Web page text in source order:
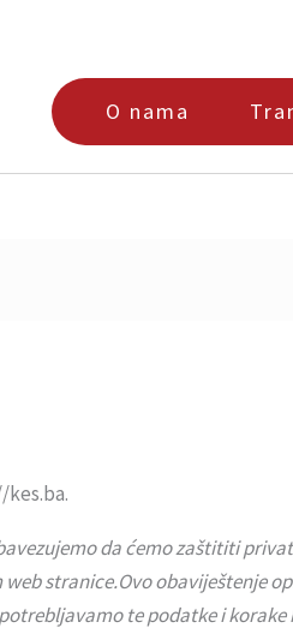
O nama
kes.ba.
da ćemo zaštititi
stranice.Ovo obaviještenje
te podatke i